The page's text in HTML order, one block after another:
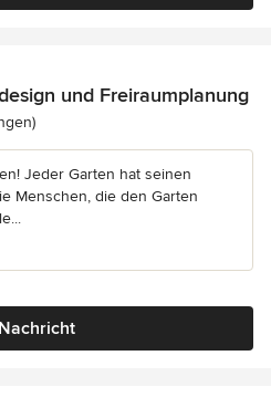
und Freiraumplanung
5 von 5 Sternen
Jeder Garten hat seinen
Menschen, die den Garten
Nachricht